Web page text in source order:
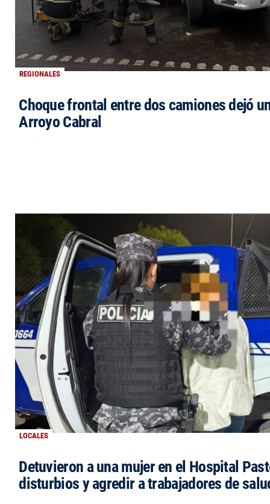
REGIONALES
Choque frontal entre dos camiones dejó
Arroyo Cabral
LOCALES
Detuvieron a una mujer en el Hospital
disturbios y agredir a trabajadores de